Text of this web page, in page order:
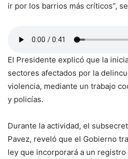
ir por los barrios más críticos”,
El Presidente explicó que la
sectores afectados por la
violencia, mediante un trabajo
y policías.
Durante la actividad, el
Pavez, reveló que el Gobierno
ley que incorporará a un